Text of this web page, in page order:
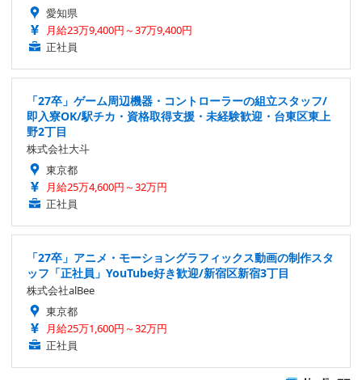
愛知県
月給23万9,400円～37万9,400円
正社員
「27卒」ゲーム周辺機器・コントローラーの組立スタッフ/
即入寮OK/駅チカ・資格取得支援・未経験歓迎・台東区東上
野2丁目
株式会社大斗
東京都
月給25万4,600円～32万円
正社員
「27卒」アニメ・モーショングラフィックス動画の制作スタ
ッフ「正社員」YouTube好き歓迎/新宿区新宿3丁目
株式会社alBee
東京都
月給25万1,600円～32万円
正社員